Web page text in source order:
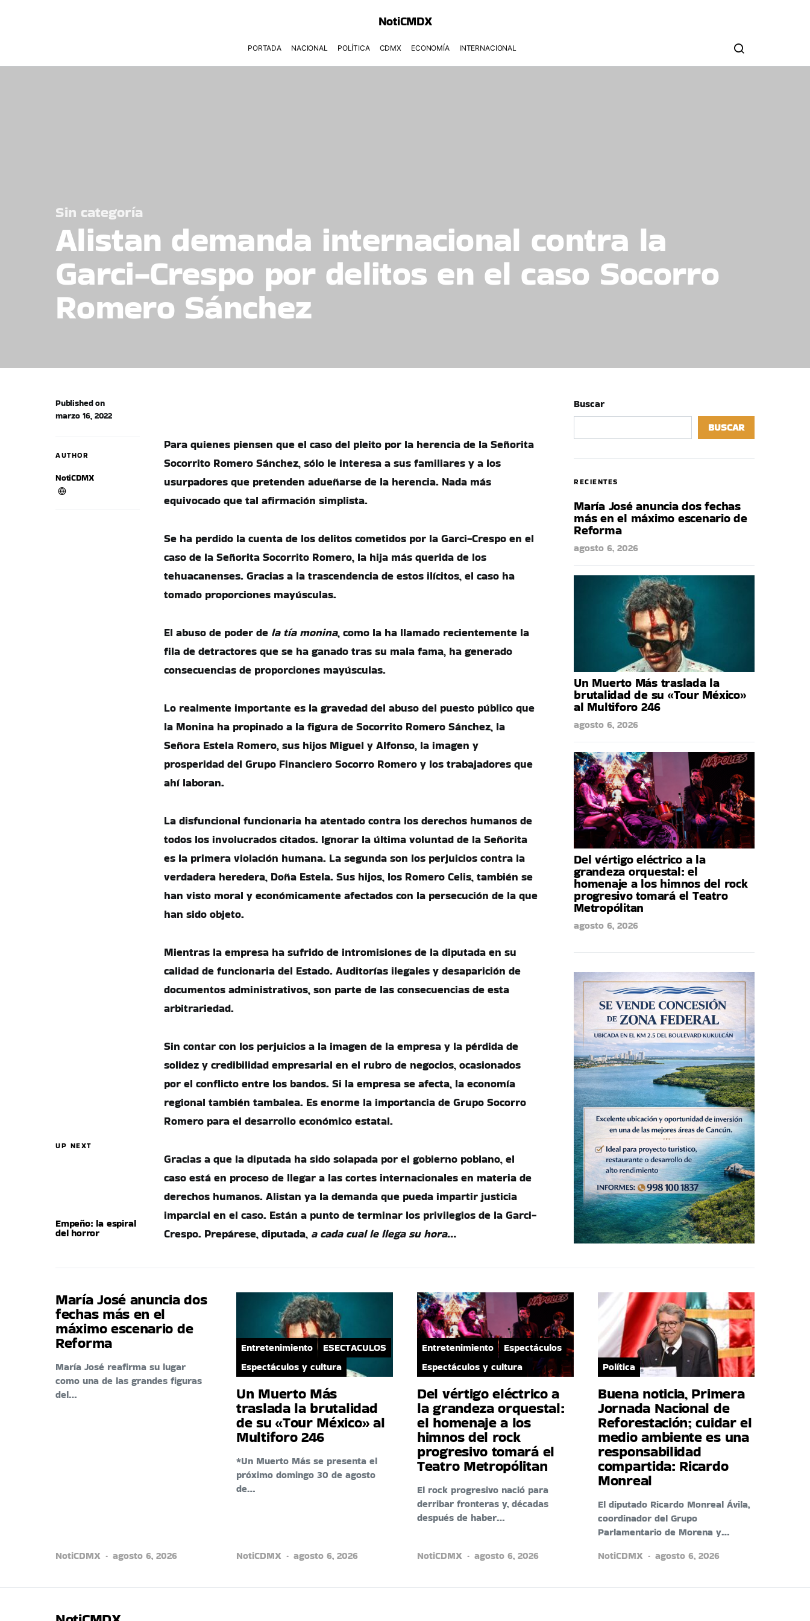
NotiCMDX
PORTADA NACIONAL POLÍTICA CDMX ECONOMÍA INTERNACIONAL
Sin categoría
Alistan demanda internacional contra la
Garci-Crespo por delitos en el caso Socorro
Romero Sánchez
UP NEXT
Empeño: la espiral
del horror
Published on
marzo 16, 2022
AUTHOR
NotiCDMX
Para quienes piensen que el caso del pleito por la herencia de la Señorita
Socorrito Romero Sánchez, sólo le interesa a sus familiares y a los
usurpadores que pretenden adueñarse de la herencia. Nada más
equivocado que tal afirmación simplista.
Se ha perdido la cuenta de los delitos cometidos por la Garci-Crespo en el
caso de la Señorita Socorrito Romero, la hija más querida de los
tehuacanenses. Gracias a la trascendencia de estos ilícitos, el caso ha
tomado proporciones mayúsculas.
El abuso de poder de la tía monina, como la ha llamado recientemente la
fila de detractores que se ha ganado tras su mala fama, ha generado
consecuencias de proporciones mayúsculas.
Lo realmente importante es la gravedad del abuso del puesto público que
la Monina ha propinado a la figura de Socorrito Romero Sánchez, la
Señora Estela Romero, sus hijos Miguel y Alfonso, la imagen y
prosperidad del Grupo Financiero Socorro Romero y los trabajadores que
ahí laboran.
La disfuncional funcionaria ha atentado contra los derechos humanos de
todos los involucrados citados. Ignorar la última voluntad de la Señorita
es la primera violación humana. La segunda son los perjuicios contra la
verdadera heredera, Doña Estela. Sus hijos, los Romero Celis, también se
han visto moral y económicamente afectados con la persecución de la que
han sido objeto.
Mientras la empresa ha sufrido de intromisiones de la diputada en su
calidad de funcionaria del Estado. Auditorías ilegales y desaparición de
documentos administrativos, son parte de las consecuencias de esta
arbitrariedad.
Sin contar con los perjuicios a la imagen de la empresa y la pérdida de
solidez y credibilidad empresarial en el rubro de negocios, ocasionados
por el conflicto entre los bandos. Si la empresa se afecta, la economía
regional también tambalea. Es enorme la importancia de Grupo Socorro
Romero para el desarrollo económico estatal.
Gracias a que la diputada ha sido solapada por el gobierno poblano, el
caso está en proceso de llegar a las cortes internacionales en materia de
derechos humanos. Alistan ya la demanda que pueda impartir justicia
imparcial en el caso. Están a punto de terminar los privilegios de la Garci-
Crespo. Prepárese, diputada, a cada cual le llega su hora…
Buscar
BUSCAR
RECIENTES
María José anuncia dos fechas
más en el máximo escenario de
Reforma
agosto 6, 2026
Un Muerto Más traslada la
brutalidad de su «Tour México»
al Multiforo 246
agosto 6, 2026
Del vértigo eléctrico a la
grandeza orquestal: el
homenaje a los himnos del rock
progresivo tomará el Teatro
Metropólitan
agosto 6, 2026
María José anuncia dos
fechas más en el
máximo escenario de
Reforma
María José reafirma su lugar
como una de las grandes figuras
del…
NotiCDMX agosto 6, 2026
Entretenimiento
ESECTACULOS
Espectáculos y cultura
Un Muerto Más
traslada la brutalidad
de su «Tour México» al
Multiforo 246
*Un Muerto Más se presenta el
próximo domingo 30 de agosto
de…
NotiCDMX agosto 6, 2026
Entretenimiento
Espectáculos
Espectáculos y cultura
Del vértigo eléctrico a
la grandeza orquestal:
el homenaje a los
himnos del rock
progresivo tomará el
Teatro Metropólitan
El rock progresivo nació para
derribar fronteras y, décadas
después de haber…
NotiCDMX agosto 6, 2026
Política
Buena noticia, Primera
Jornada Nacional de
Reforestación; cuidar el
medio ambiente es una
responsabilidad
compartida: Ricardo
Monreal
El diputado Ricardo Monreal Ávila,
coordinador del Grupo
Parlamentario de Morena y…
NotiCDMX
agosto 6, 2026